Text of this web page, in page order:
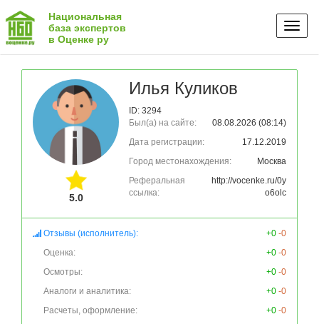
Национальная
база экспертов
в Оценке ру
5.0
Илья Куликов
ID: 3294
Был(а) на сайте:
08.08.2026 (08:14)
Дата регистрации:
17.12.2019
Город местонахождения:
Москва
Реферальная
ссылка:
http://vocenke.ru/0y
o6olc
Отзывы (исполнитель): +0 -0
Оценка:
+0 -0
Осмотры:
+0 -0
Аналоги и аналитика:
+0 -0
Расчеты, оформление:
+0 -0